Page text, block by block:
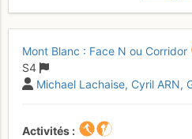
Mont Blanc : Face N ou Corridor
S4
Michael Lachaise Cyril ARN
Activités